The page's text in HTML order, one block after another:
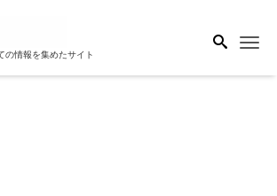
の情報を集めたサイト